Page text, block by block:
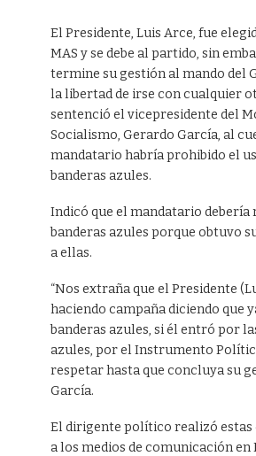
El Presidente, Luis Arce, fue
MAS y se debe al partido, sin
termine su gestión al mando del
la libertad de irse con cualquier
sentenció el vicepresidente del
Socialismo, Gerardo García, al
mandatario habría prohibido el
banderas azules.
Indicó que el mandatario debería
banderas azules porque obtuvo
a ellas.
“Nos extraña que el Presidente
haciendo campaña diciendo que
banderas azules, si él entró por
azules, por el Instrumento
respetar hasta que concluya su
García.
El dirigente político realizó estas
a los medios de comunicación en